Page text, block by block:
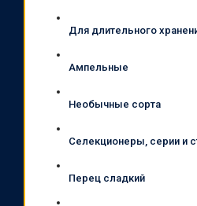
Для длительного
Ампельные
Необычные сорта
Селекционеры, серии и
Перец сладкий